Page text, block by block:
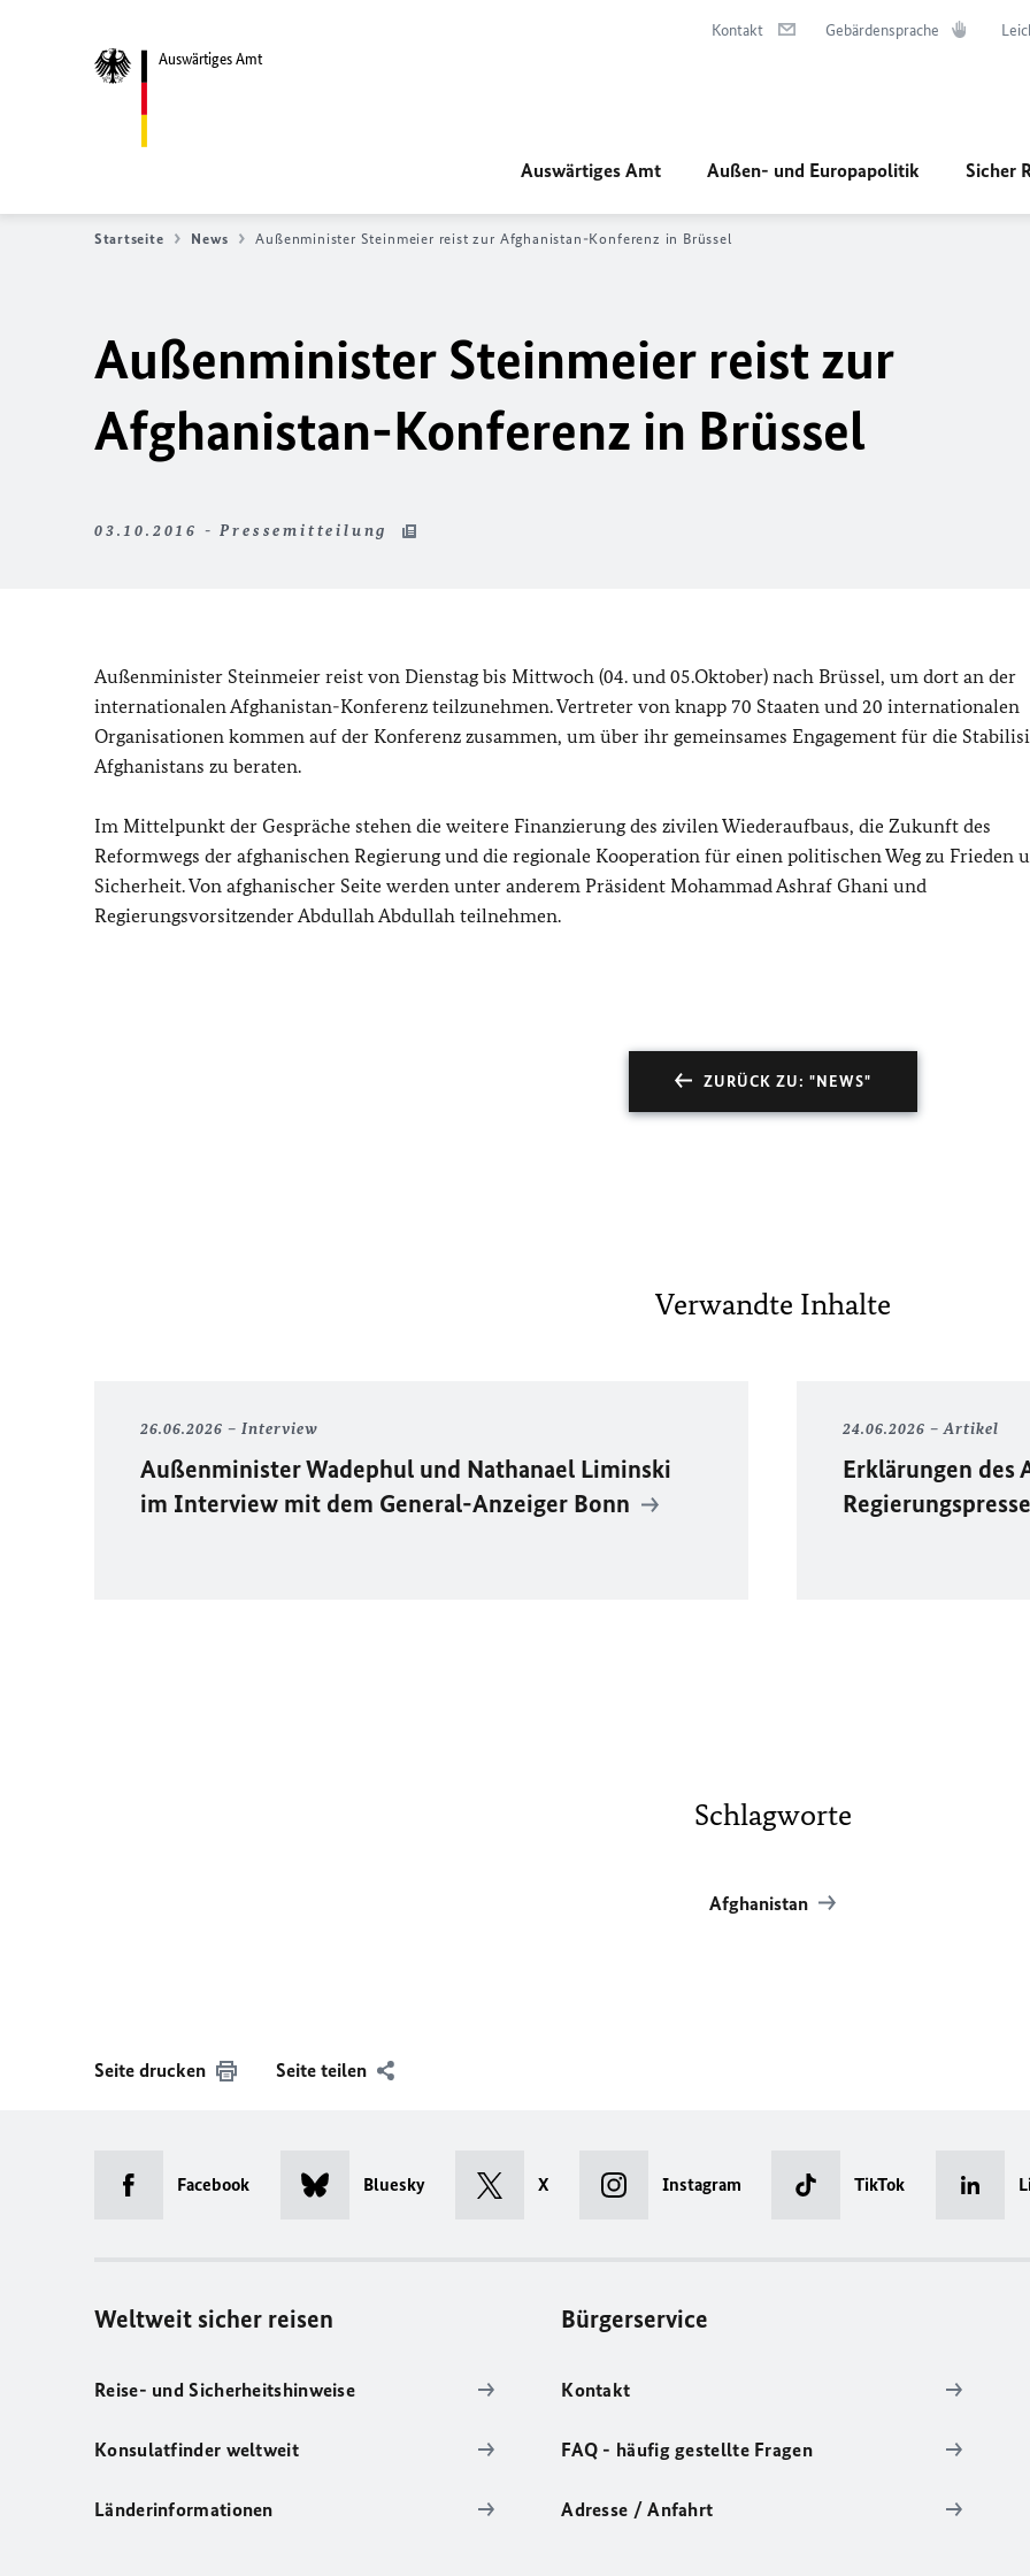
Auswärtiges Amt
Kontakt Gebärdensprache
Auswärtiges Amt Außen- und Europapolitik Sicher
Startseite News Außenminister Steinmeier reist zur Afghanistan-Konferenz in Brüssel
Außenminister Steinmeier reist zur
Afghanistan-Konferenz in Brüssel
03.10.2016 - Pressemitteilung
Außenminister Steinmeier reist von Dienstag bis Mittwoch (04. und 05.Oktober) nach Brüssel, um dort an der
internationalen Afghanistan-Konferenz teilzunehmen. Vertreter von knapp 70 Staaten und 20 internationalen
Organisationen kommen auf der Konferenz zusammen, um über ihr gemeinsames Engagement für die
Afghanistans zu beraten.
Im Mittelpunkt der Gespräche stehen die weitere Finanzierung des zivilen Wiederaufbaus, die Zukunft des
Reformwegs der afghanischen Regierung und die regionale Kooperation für einen politischen Weg zu Frieden
Sicherheit. Von afghanischer Seite werden unter anderem Präsident Mohammad Ashraf Ghani und
Regierungsvorsitzender Abdullah Abdullah teilnehmen.
ZURÜCK ZU: "NEWS"
Verwandte Inhalte
26.06.2026 Interview
Außenminister Wadephul und Nathanael Liminski
im Interview mit dem General-Anzeiger Bonn
24.06.2026 Artikel
Erklärungen des
Schlagworte
Afghanistan
Seite drucken Seite teilen
Facebook Bluesky X Instagram TikTok
Weltweit sicher reisen
Reise- und Sicherheitshinweise
Konsulatfinder weltweit
Länderinformationen
Bürgerservice
Kontakt
FAQ - häufig gestellte Fragen
Adresse / Anfahrt